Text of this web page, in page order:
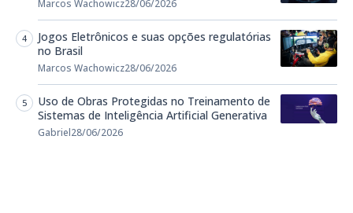
Marcos Wachowicz28/06/2026
Jogos Eletrônicos e suas opções regulatórias
no Brasil
Marcos Wachowicz28/06/2026
Uso de Obras Protegidas no Treinamento de
Sistemas de Inteligência Artificial Generativa
Gabriel28/06/2026